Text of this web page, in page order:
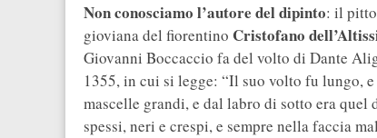
Non conosciamo l’autore del dipinto: il
gioviana del fiorentino Cristofano
Giovanni Boccaccio fa del volto di Dante
1355, in cui si legge: “Il suo volto fu lungo,
mascelle grandi, e dal labro di sotto era
spessi, neri e crespi, e sempre nella faccia